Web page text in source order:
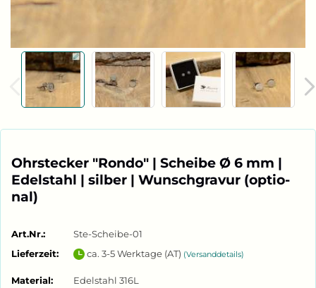
Ohr­ste­cker "Rondo" | Schei­be Ø 6 mm |
Edel­stahl | sil­ber | Wunsch­gra­vur (op­tio­
nal)
Art.Nr.:
Ste-Scheibe-01
Lieferzeit:
ca. 3-5 Werktage (AT) (Versanddetails)
Material:
Edelstahl 316L